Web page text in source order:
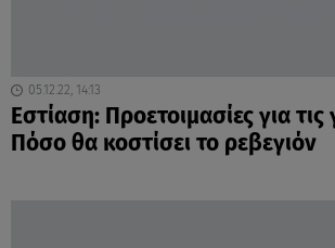
05.12.22, 14:13
Εστίαση: Προετοιμασίες για τις
Πόσο θα κοστίσει το ρεβεγιόν